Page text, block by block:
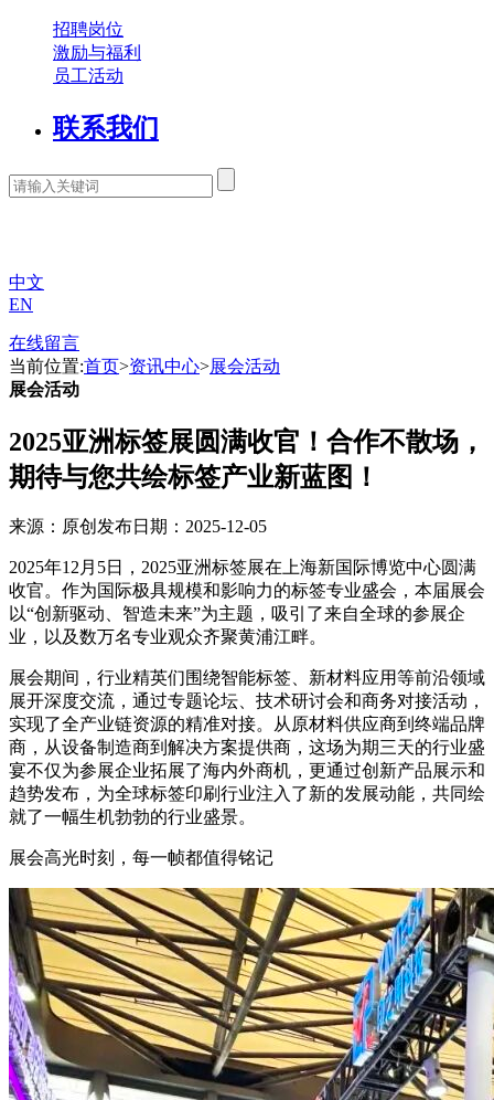
招聘岗位
激励与福利
员工活动
联系我们
中文
EN
在线留言
当前位置:首页>资讯中心>展会活动
展会活动
2025亚洲标签展圆满收官！合作不散场，
期待与您共绘标签产业新蓝图！
来源：原创 发布日期：2025-12-05
2025年12月5日，2025亚洲标签展在上海新国际博览中心圆满
收官。作为国际极具规模和影响力的标签专业盛会，本届展会
以“创新驱动、智造未来”为主题，吸引了来自全球的参展企
业，以及数万名专业观众齐聚黄浦江畔。
展会期间，行业精英们围绕智能标签、新材料应用等前沿领域
展开深度交流，通过专题论坛、技术研讨会和商务对接活动，
实现了全产业链资源的精准对接。从原材料供应商到终端品牌
商，从设备制造商到解决方案提供商，这场为期三天的行业盛
宴不仅为参展企业拓展了海内外商机，更通过创新产品展示和
趋势发布，为全球标签印刷行业注入了新的发展动能，共同绘
就了一幅生机勃勃的行业盛景。
展会高光时刻，每一帧都值得铭记